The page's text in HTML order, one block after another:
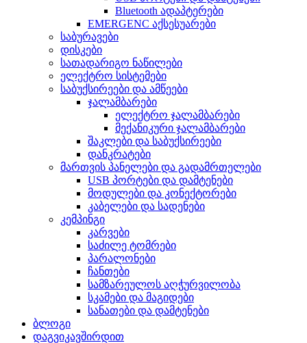
Bluetooth ადაპტერები
EMERGENC აქსესუარები
საბურავები
დისკები
სათადარიგო ნაწილები
ელექტრო სისტემები
საბუქსირეები და ამწეები
ჯალამბარები
ელექტრო ჯალამბარები
მექანიკური ჯალამბარები
შაკლები და საბუქსირეები
დანკრატები
მართვის პანელები და გადამრთელები
USB პორტები და დამტენები
მოდულები და კონექტორები
კაბელები და სადენები
კემპინგი
კარვები
საძილე ტომრები
პარალონები
ჩანთები
სამზარეულოს აღჭურვილობა
სკამები და მაგიდები
სანათები და დამტენები
ბლოგი
დაგვიკავშირდით